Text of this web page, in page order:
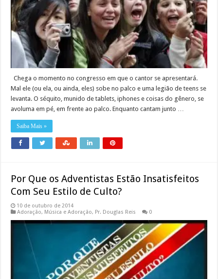
Chega o momento no congresso em que o cantor se apresentará.
Mal ele (ou ela, ou ainda, eles) sobe no palco e uma legião de teens se
levanta. O séquito, munido de tablets, iphones e coisas do gênero, se
avoluma em pé, em frente ao palco. Enquanto cantam junto …
Saiba Mais »
Por Que os Adventistas Estão Insatisfeitos
Com Seu Estilo de Culto?
10 de outubro de 2014
Adoração, Música e Adoração, Pr. Douglas Reis 0